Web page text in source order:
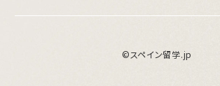
©スペイン留学.jp